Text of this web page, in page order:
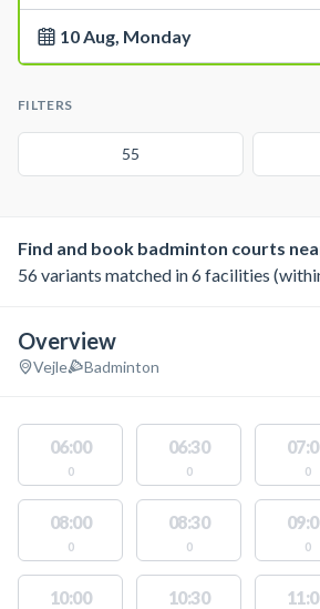
10 Aug, Monday
FILTERS
55
Find and book badminton courts
56 variants matched in 6 facilities
Overview
Vejle Badminton
06:00
0
06:30
0 0
08:00
0
08:30
0 0
10:00 10:30